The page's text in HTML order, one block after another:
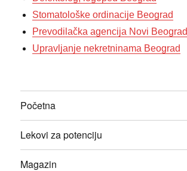
Stomatološke ordinacije Beograd
Prevodilačka agencija Novi Beograd
Upravljanje nekretninama Beograd
Početna
Lekovi za potenciju
Magazin